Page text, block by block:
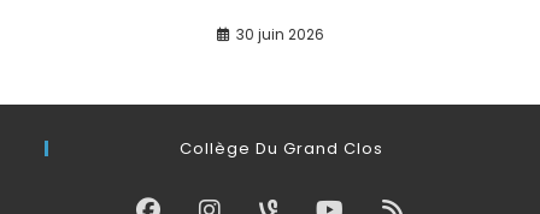
30 juin 2026
Collège Du Grand Clos